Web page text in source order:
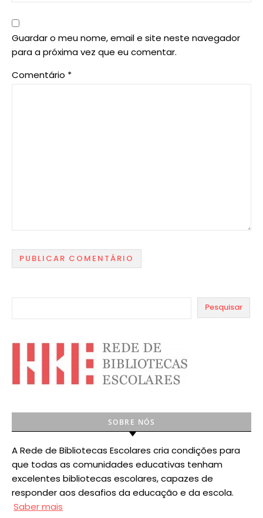
Guardar o meu nome, email e site neste navegador
para a próxima vez que eu comentar.
Comentário *
Pesquisar
SOBRE NÓS
A Rede de Bibliotecas Escolares cria condições para
que todas as comunidades educativas tenham
excelentes bibliotecas escolares, capazes de
responder aos desafios da educação e da escola.
Saber mais